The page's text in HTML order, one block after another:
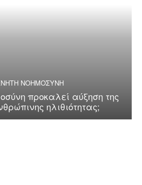
ΝΟΗΜΟΣΥΝΗ
προκαλεί αύξηση της
ηλιθιότητας;